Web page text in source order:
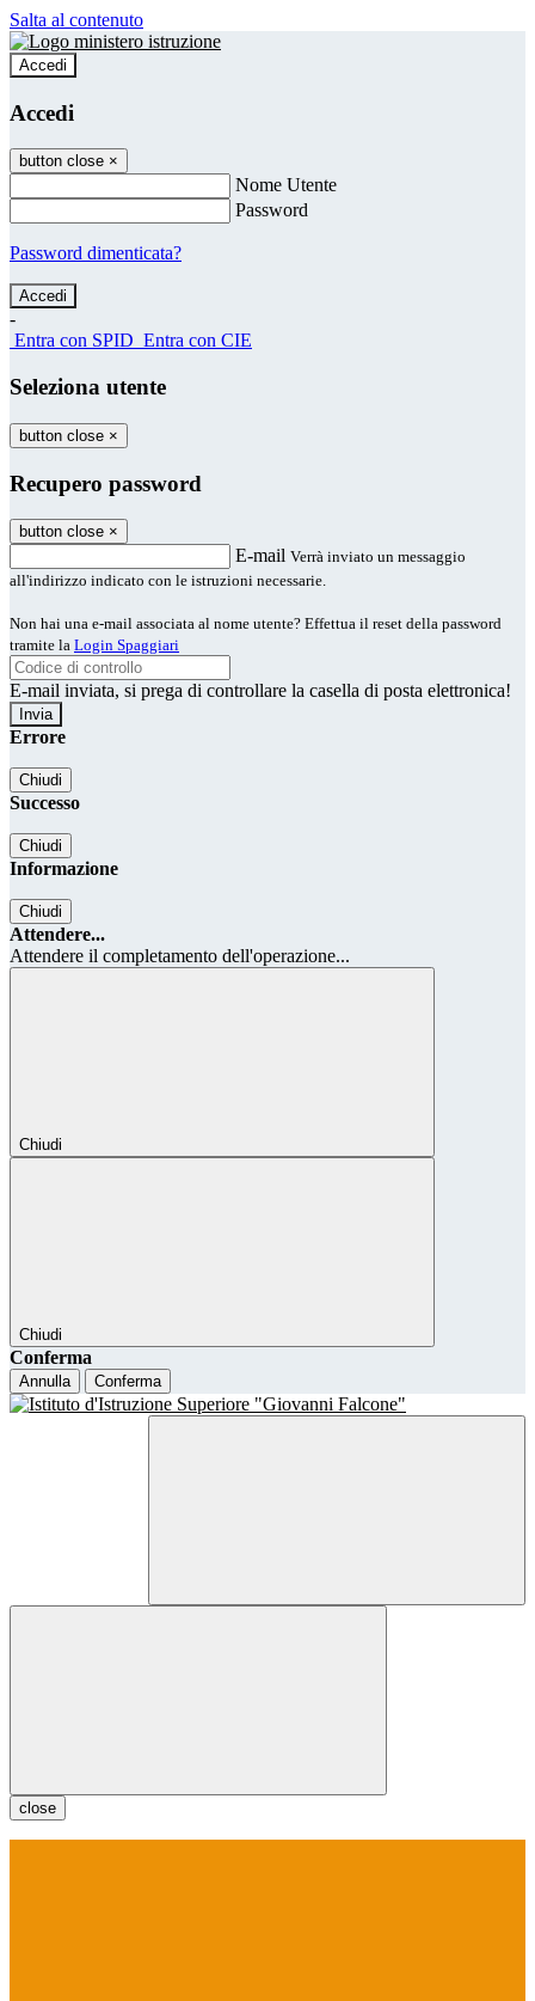
Salta al contenuto
Accedi
Accedi
button close ×
Nome Utente
Password
Password dimenticata?
-
Entra con SPID Entra con CIE
Seleziona utente
button close ×
Recupero password
button close ×
E-mail Verrà inviato un messaggio
all'indirizzo indicato con le istruzioni necessarie.
Non hai una e-mail associata al nome utente? Effettua il reset della password
tramite la Login Spaggiari
E-mail inviata, si prega di controllare la casella di posta elettronica!
Errore
Chiudi
Successo
Chiudi
Informazione
Chiudi
Attendere...
Attendere il completamento dell'operazione...
Chiudi
Chiudi
Conferma
Annulla Conferma
close